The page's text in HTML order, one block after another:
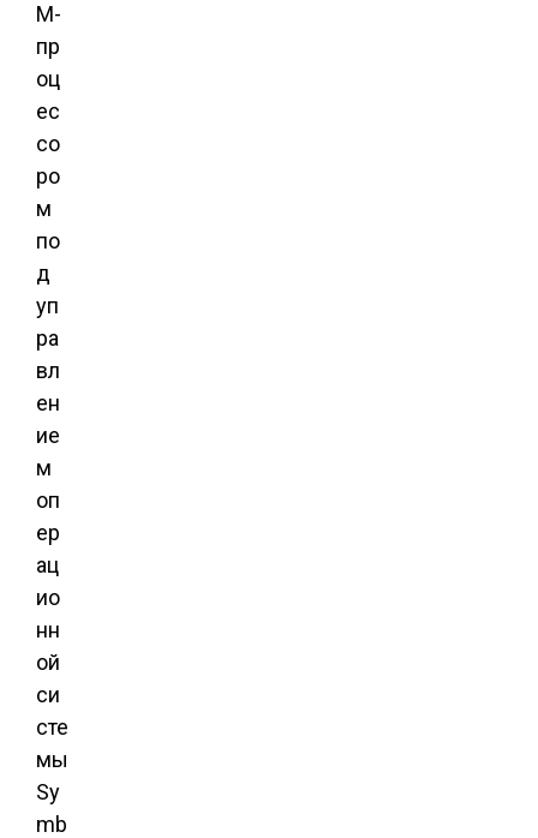
M-
пр
оц
ес
со
ро
м
по
д
уп
ра
вл
ен
ие
м
оп
ер
ац
ио
нн
ой
си
сте
мы
Sy
mb